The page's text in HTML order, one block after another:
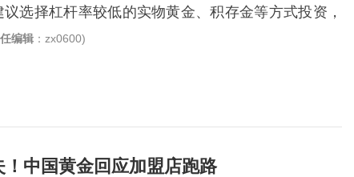
选择杠杆率较低的实物黄金、积存金等方式投资，
编辑 ：zx0600)
中国黄金回应加盟店跑路